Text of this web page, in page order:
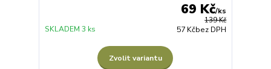
139 Kč
69 Kč/ks
57 Kčbez DPH
SKLADEM 3 ks
Zvolit variantu